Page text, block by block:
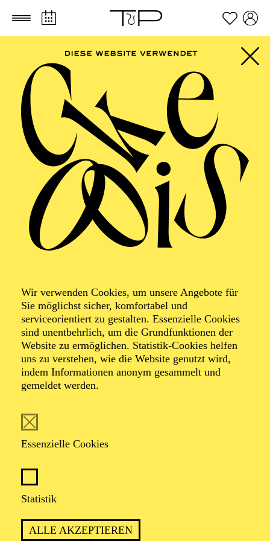
Zum Hauptinhalt springen Zum Footer springen
Wir verwenden Cookies, um unsere Angebote für
Sie möglichst sicher, komfortabel und
serviceorientiert zu gestalten. Essenzielle Cookies
sind unentbehrlich, um die Grundfunktionen der
Website zu ermöglichen. Statistik-Cookies helfen
uns zu verstehen, wie die Website genutzt wird,
indem Informationen anonym gesammelt und
gemeldet werden.
Essenzielle Cookies
Statistik
ALLE AKZEPTIEREN
Foto: Björn Hickmann
Schneider
Bernhard Schneider wurde in Wien geboren und erhielt